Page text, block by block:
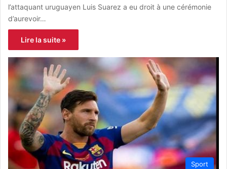
l’attaquant uruguayen Luis Suarez a eu droit à une cérémonie
d’aurevoir…
Lire la suite »
Sport